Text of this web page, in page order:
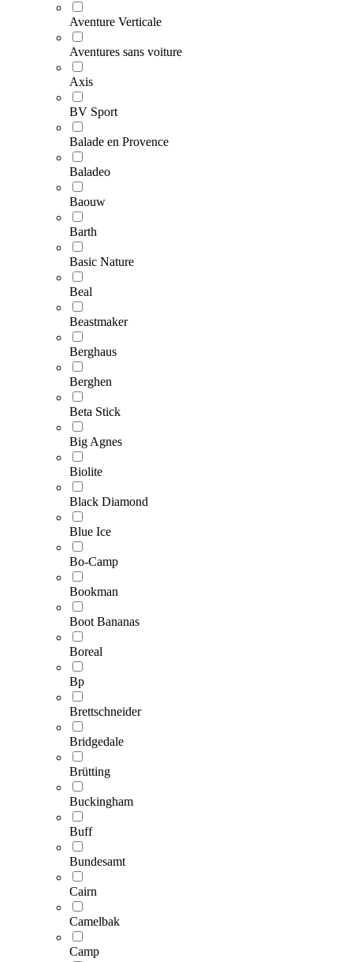
Aventure Verticale
Aventures sans voiture
Axis
BV Sport
Balade en Provence
Baladeo
Baouw
Barth
Basic Nature
Beal
Beastmaker
Berghaus
Berghen
Beta Stick
Big Agnes
Biolite
Black Diamond
Blue Ice
Bo-Camp
Bookman
Boot Bananas
Boreal
Bp
Brettschneider
Bridgedale
Brütting
Buckingham
Buff
Bundesamt
Cairn
Camelbak
Camp